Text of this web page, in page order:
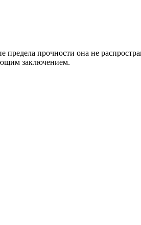
прочности она не
заключением.